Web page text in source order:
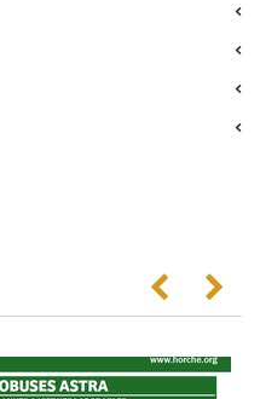
Anterior